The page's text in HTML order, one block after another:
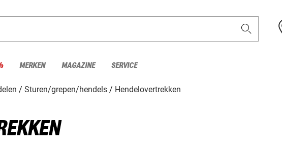
MERKEN MAGAZINE SERVICE
Sturen/grepen/hendels Hendelovertrekken